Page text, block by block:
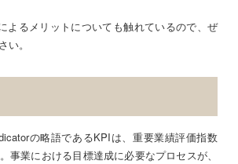
よるメリットについても触れているので、ぜ
い。
の略語であるKPIは、重要業績評価指数
事業における目標達成に必要なプロセスが、